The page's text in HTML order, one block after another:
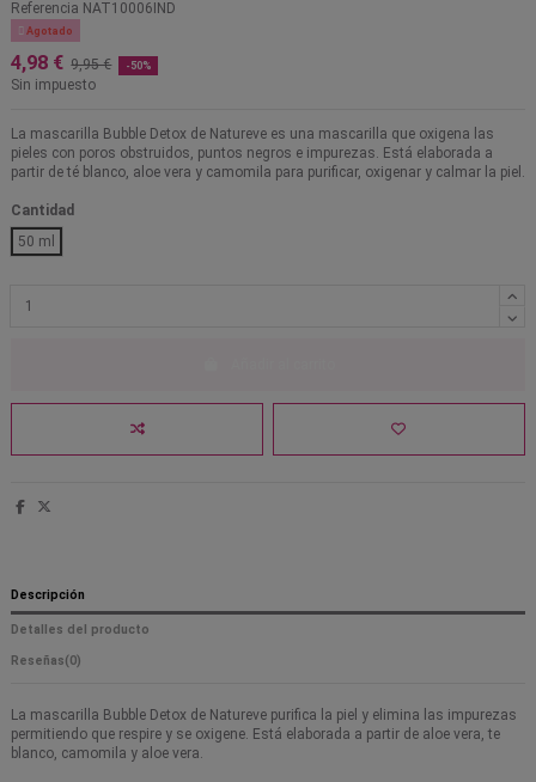
Referencia NAT10006IND
 Agotado
4,98 € 9,95 € -50%
Sin impuesto
La mascarilla Bubble Detox de Natureve es una mascarilla que oxigena las
pieles con poros obstruidos, puntos negros e impurezas. Está elaborada a
partir de té blanco, aloe vera y camomila para purificar, oxigenar y calmar la piel.
Cantidad
50 ml
Descripción
Detalles del producto
Reseñas(0)
La mascarilla Bubble Detox de Natureve purifica la piel y elimina las impurezas
permitiendo que respire y se oxigene. Está elaborada a partir de aloe vera, te
blanco, camomila y aloe vera.